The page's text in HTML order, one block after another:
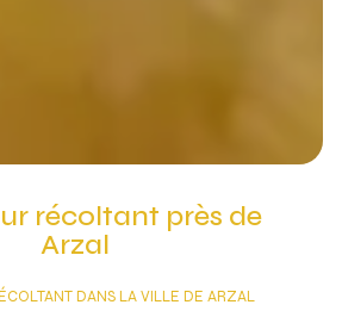
récoltant près de
Arzal
DANS LA VILLE DE ARZAL